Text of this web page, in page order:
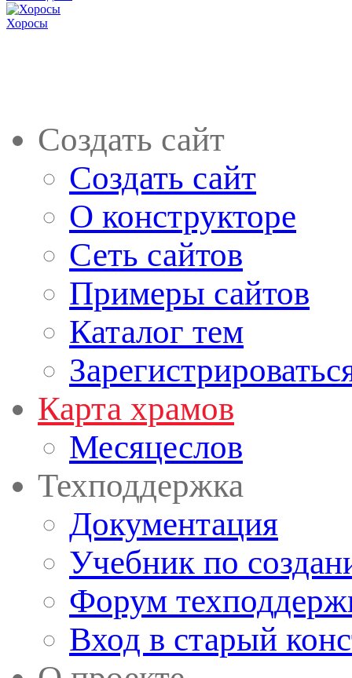
Хоросы
Создать сайт
Создать сайт
О конструкторе
Сеть сайтов
Примеры сайтов
Каталог тем
Карта храмов
Месяцеслов
Техподдержка
Документация
Учебник по
Форум
Вход в старый